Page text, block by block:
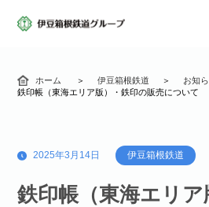
ホーム 伊豆箱根鉄道
お知
鉄印帳（東海エリア版）・鉄印の販売について
2025年3月14日 伊豆箱根鉄道
鉄印帳（東海エリ